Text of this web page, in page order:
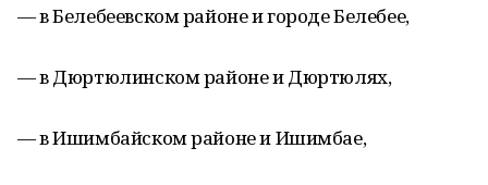
— в Белебеевском районе и городе Белебее,
— в Дюртюлинском районе и Дюртюлях,
— в Ишимбайском районе и Ишимбае,